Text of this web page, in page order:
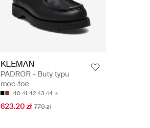
KLEMAN
PADROR - Buty typu
moc-toe
40 41 42 43 44
623.20 zł 779 zł